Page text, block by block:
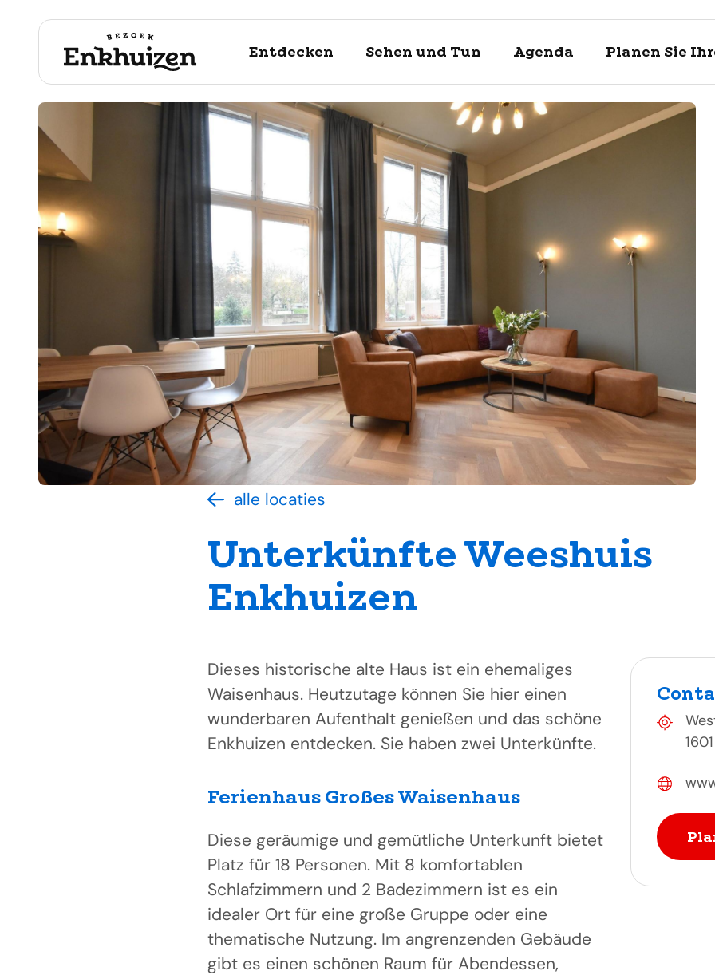
naar de inhoud
Entdecken Sehen und Tun Agenda Planen Sie
Sehen
Planen
alle locaties
Unterkünfte Weeshuis
Enkhuizen
Dieses historische alte Haus ist ein ehemaliges
Waisenhaus. Heutzutage können Sie hier einen
wunderbaren Aufenthalt genießen und das schöne
Enkhuizen entdecken. Sie haben zwei Unterkünfte.
Ferienhaus Großes Waisenhaus
Diese geräumige und gemütliche Unterkunft bietet
Platz für 18 Personen. Mit 8 komfortablen
Schlafzimmern und 2 Badezimmern ist es ein
idealer Ort für eine große Gruppe oder eine
thematische Nutzung. Im angrenzenden Gebäude
gibt es einen schönen Raum für Abendessen,